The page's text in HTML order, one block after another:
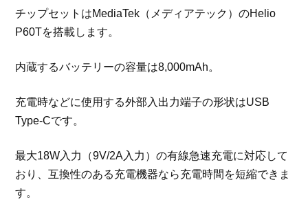
チップセットはMediaTek（メディアテック）のHelio
P60Tを搭載します。
内蔵するバッテリーの容量は8,000mAh。
充電時などに使用する外部入出力端子の形状はUSB
Type-Cです。
最大18W入力（9V/2A入力）の有線急速充電に対応して
おり、互換性のある充電機器なら充電時間を短縮できま
す。